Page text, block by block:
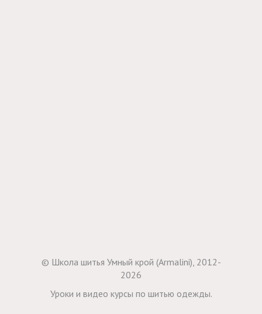
© Школа шитья Умный крой (Armalini), 2012-
2026
Уроки и видео курсы по шитью одежды.